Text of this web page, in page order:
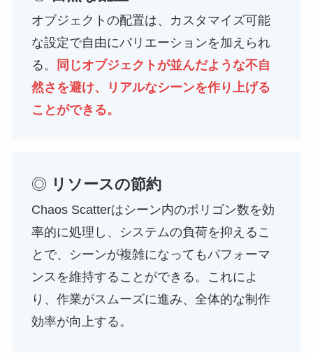
オブジェクトの配置は、カスタマイズ可能
な設定で自由にバリエーションを加えられ
る。
同じオブジェクトが並んだような不自
然さを避け、リアルなシーンを作り上げる
ことができる。
◎ リソースの節約
Chaos Scatterはシーン内のポリゴン数を効
率的に処理し、システムの負荷を抑えるこ
とで、シーンが複雑になってもパフォーマ
ンスを維持することができる。これによ
り、作業がスムーズに進み、全体的な制作
効率が向上する。